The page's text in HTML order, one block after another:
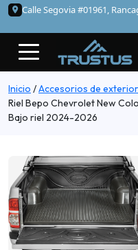
Calle Segovia #01961,
Inicio /Accesorios de exterior
Riel Bepo Chevrolet New
Bajo riel 2024-2026